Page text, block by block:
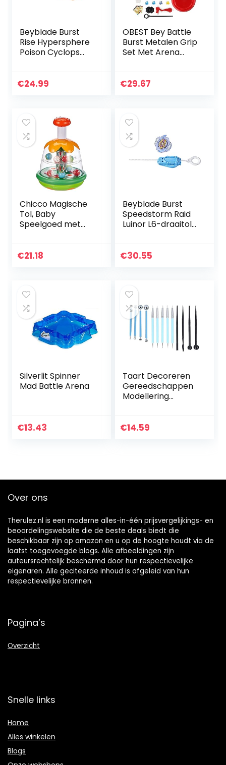
Beyblade Burst
Rise Hypersphere
Poison Cyclops
het type:
€24.99
OBEST Bey Battle
Burst Metalen Grip
Set Met Arena
Spinning Top
€29.67
Chicco Magische
Tol, Baby
Speelgoed met
Spiegel om de
€21.18
Beyblade Burst
Speedstorm Raid
Luinor L6-draaitol
het type: aanval
€30.55
Silverlit Spinner
Mad Battle Arena
€13.43
Taart Decoreren
Gereedschappen
Modellering
Decorating Mold
€14.59
Over ons
Therulez.nl is een moderne alles-in-één prijsvergelijkings- en
beoordelingswebsite die de beste deals biedt die
beschikbaar zijn op amazon en u op de hoogte houdt via de
laatst toegevoegde blogs. Alle afbeeldingen zijn
auteursrechtelijk beschermd door hun respectievelijke
eigenaren. Alle geciteerde inhoud is afgeleid van hun
respectievelijke bronnen.
Pagina’s
Overzicht
Snelle links
Home
Alles winkelen
Blogs